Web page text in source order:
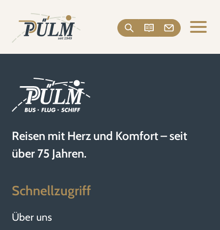
Reisen mit Herz und Komfort – seit
über 75 Jahren.
Schnellzugriff
Über uns